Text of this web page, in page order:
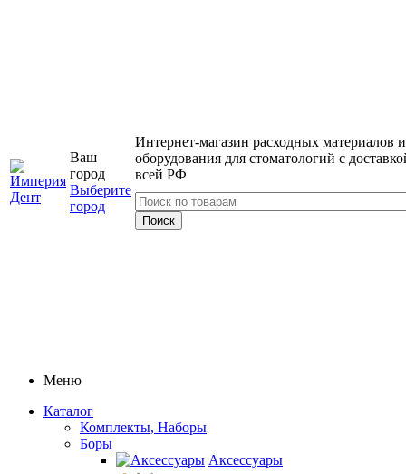
Ваш
город
Выберите
город
Интернет-магазин расходных материалов и
оборудования для стоматологий с
всей РФ
Меню
Каталог
Комплекты, Наборы
Боры
Аксессуары